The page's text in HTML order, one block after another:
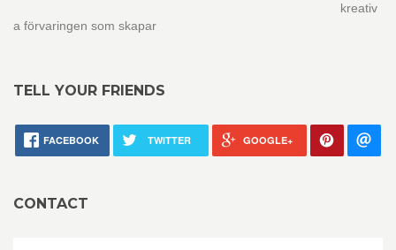
kreativ
a förvaringen som skapar
TELL YOUR FRIENDS
FACEBOOK TWITTER GOOGLE+
CONTACT